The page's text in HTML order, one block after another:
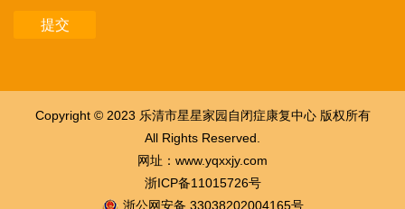
Copyright © 2023 乐清市星星家园自闭症康复中心 版权所有
All Rights Reserved.
网址： www.yqxxjy.com
浙ICP备11015726号
浙公网安备 33038202004165号